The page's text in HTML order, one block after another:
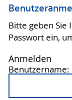
Bitte geben Sie
Passwort ein,
Anmelden
Benutzername: